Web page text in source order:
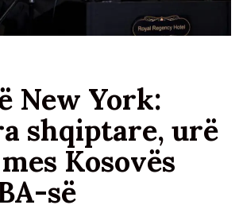
New York:
shqiptare, urë
Kosovës
së